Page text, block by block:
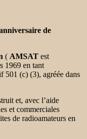
de
( AMSAT est
1969 en tant
501 (c) (3), agréée dans
et, avec l’aide
et commerciales
de radioamateurs en